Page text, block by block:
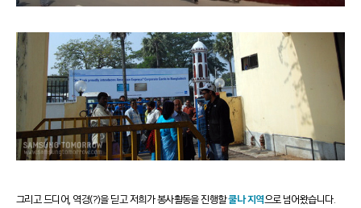
그리고 드디어, 역경(?)을 딛고 저희가 봉사활동을 진행할쿨나 지역으로 넘어왔습니다.